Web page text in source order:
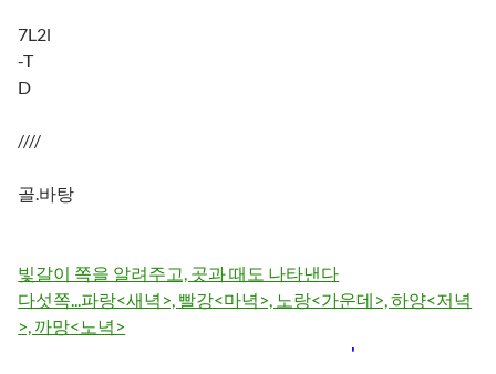
7L2l
-T
D
////
골.바탕
빛갈이 쪽을 알려주고, 곳과 때도 나타낸다
다섯쪽...파랑<새녁>, 빨강<마녁>, 노랑<가운데>, 하양<저녁
>, 까망<노녁>